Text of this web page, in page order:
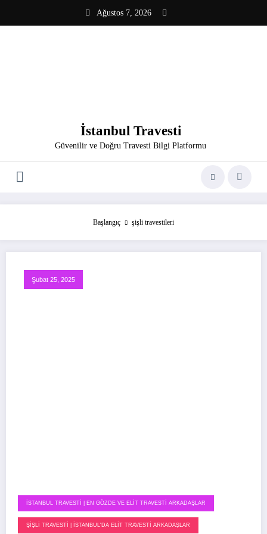
Ağustos 7, 2026
İstanbul Travesti
Güvenilir ve Doğru Travesti Bilgi Platformu
Başlangıç şişli travestileri
Şubat 25, 2025
İSTANBUL TRAVESTI | EN GÖZDE VE ELIT TRAVESTI ARKADAŞLAR
ŞIŞLI TRAVESTI | İSTANBUL'DA ELIT TRAVESTI ARKADAŞLAR